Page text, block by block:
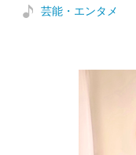
芸能・エンタメ